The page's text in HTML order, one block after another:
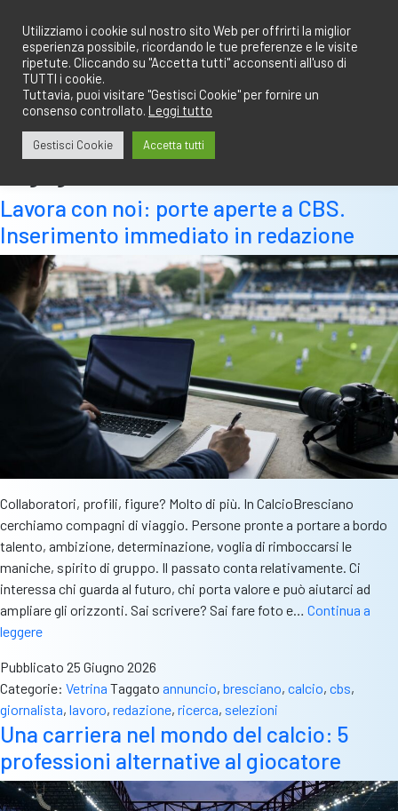
contenuto
Lavora con noi: porte aperte a CBS.
Inserimento immediato in redazione
Collaboratori, profili, figure? Molto di più. In CalcioBresciano
cerchiamo compagni di viaggio. Persone pronte a portare a bordo
talento, ambizione, determinazione, voglia di rimboccarsi le
maniche, spirito di gruppo. Il passato conta relativamente. Ci
interessa chi guarda al futuro, chi porta valore e può aiutarci ad
ampliare gli orizzonti. Sai scrivere? Sai fare foto e… Continua a
leggereLavora
noi:
porte
aperte
a
CBS.
Inserimento
immediato
Pubblicato 25 Giugno 2026
Categorie: Vetrina Taggato annuncio, bresciano, calcio, cbs,
giornalista, lavoro, redazione, ricerca, selezioni
Una carriera nel mondo del calcio: 5
professioni alternative al giocatore
Utilizziamo i cookie sul nostro sito Web per offrirti la miglior
esperienza possibile, ricordando le tue preferenze e le visite
ripetute. Cliccando su "Accetta tutti" acconsenti all'uso di
TUTTI i cookie.
Tuttavia, puoi visitare "Gestisci Cookie" per fornire un
consenso controllato. Leggi tutto
Gestisci Cookie Accetta tutti